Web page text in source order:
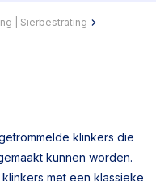
| Sierbestrating
klinkers die
kunnen worden.
met een klassieke